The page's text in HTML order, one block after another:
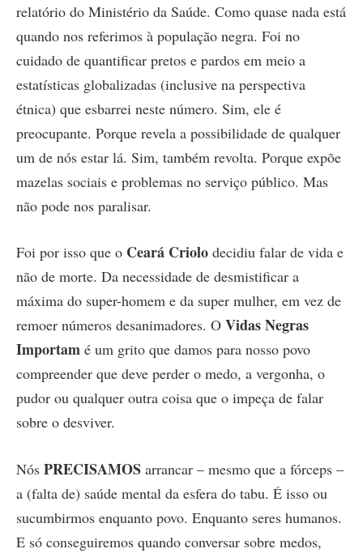
relatório do Ministério da Saúde. Como quase nada está
quando nos referimos à população negra. Foi no
cuidado de quantificar pretos e pardos em meio a
estatísticas globalizadas (inclusive na perspectiva
étnica) que esbarrei neste número. Sim, ele é
preocupante. Porque revela a possibilidade de qualquer
um de nós estar lá. Sim, também revolta. Porque expõe
mazelas sociais e problemas no serviço público. Mas
não pode nos paralisar.
Foi por isso que o Ceará Criolo decidiu falar de vida e
não de morte. Da necessidade de desmistificar a
máxima do super-homem e da super mulher, em vez de
remoer números desanimadores. O Vidas Negras
Importam é um grito que damos para nosso povo
compreender que deve perder o medo, a vergonha, o
pudor ou qualquer outra coisa que o impeça de falar
sobre o desviver.
Nós PRECISAMOS arrancar – mesmo que a fórceps –
a (falta de) saúde mental da esfera do tabu. É isso ou
sucumbirmos enquanto povo. Enquanto seres humanos.
E só conseguiremos quando conversar sobre medos,